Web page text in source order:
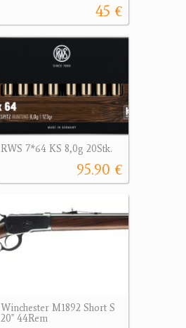
45 €
RWS 7*64 KS 8,0g 20Stk.
95.90 €
Winchester M1892 Short S
20" 44Rem